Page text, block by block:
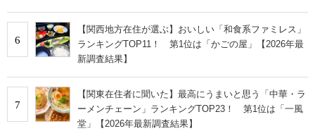
6
【関西地方在住が選ぶ】おいしい「和食系ファミレス」
ランキングTOP11！ 第1位は「かごの屋」【2026年最
新調査結果】
7
【関東在住者に聞いた】最高にうまいと思う「中華・ラ
ーメンチェーン」ランキングTOP23！ 第1位は「一風
堂」【2026年最新調査結果】